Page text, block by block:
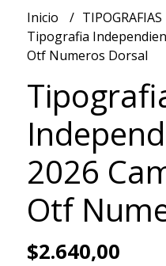
Inicio
TIPOGRAFIAS
Tipografia
Otf Numeros Dorsal
2026
Otf
$2.640,00